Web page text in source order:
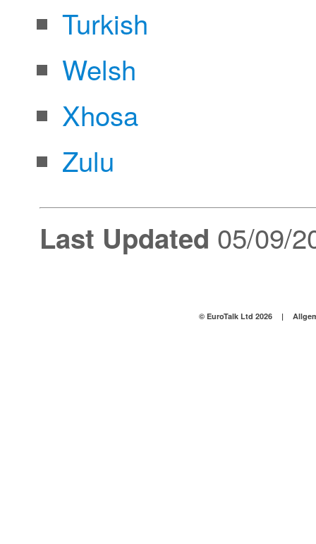
Turkish
Welsh
Xhosa
Zulu
Last Updated 05/09/
© EuroTalk Ltd 2026 |